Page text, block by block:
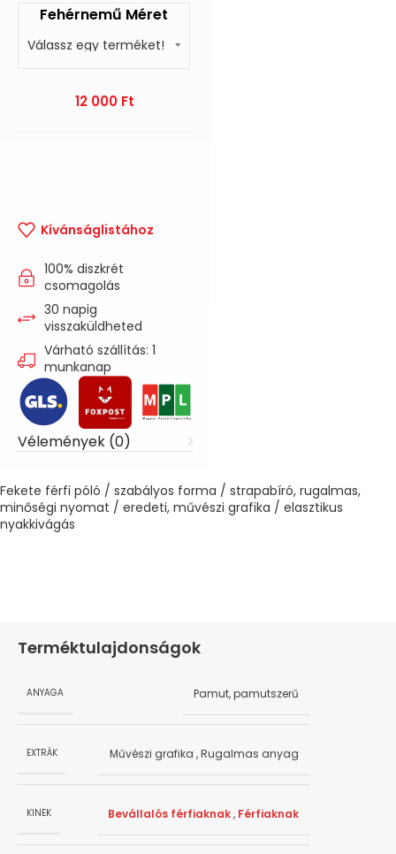
Fehérnemű Méret
12 000 Ft
Kívánságlistához
100% diszkrét
csomagolás
30 napig
visszaküldheted
Várható szállítás: 1
munkanap
Vélemények (0)
Fekete férfi póló / szabályos forma / strapabíró, rugalmas,
minőségi nyomat / eredeti, művészi grafika / elasztikus
nyakkivágás
Terméktulajdonságok
ANYAGA Pamut, pamutszerű
EXTRÁK Művészi grafika ,Rugalmas anyag
KINEK Bevállalós férfiaknak, Férfiaknak